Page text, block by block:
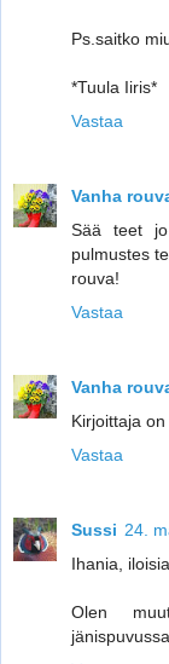
Ps.saitko
*Tuula Iiris*
Vastaa
Vanha
Sää teet
pulmustes
rouva!
Vastaa
Vanha
Kirjoittaja
Vastaa
Sussi 24.
Ihania,
Olen